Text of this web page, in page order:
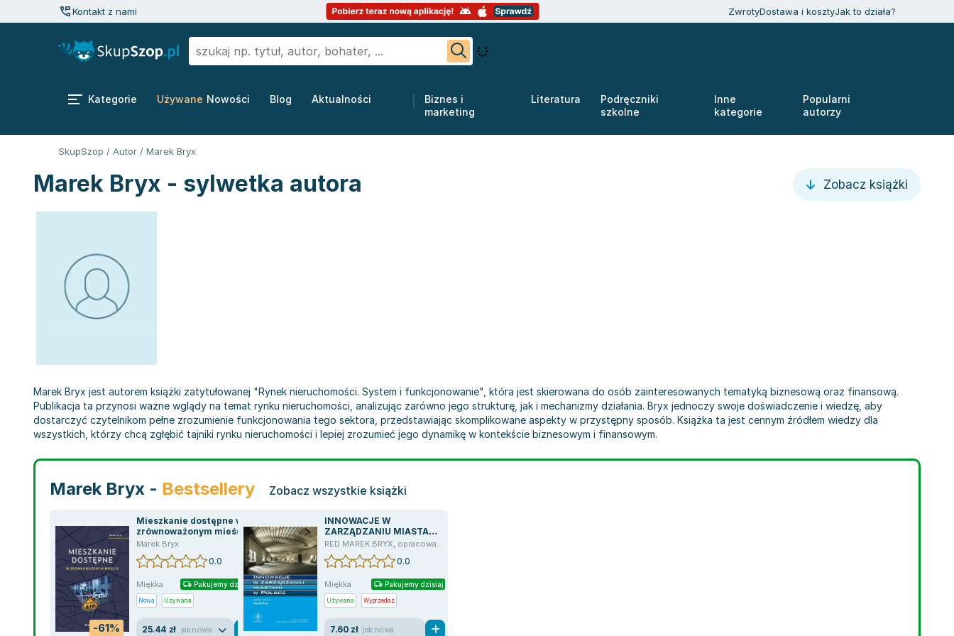
Kontakt z nami ZwrotyDostawa i kosztyJak to działa?
Kategorie Używane Nowości Blog Aktualności
Biznes i
marketing
Literatura
Podręczniki
szkolne
Inne
kategorie
Popularni
autorzy
SkupSzop / Autor / Marek Bryx
Marek Bryx - sylwetka autora Zobacz książki
Marek Bryx jest autorem książki zatytułowanej "Rynek nieruchomości. System i funkcjonowanie", która jest skierowana do osób zainteresowanych tematyką biznesową oraz finansową.
Publikacja ta przynosi ważne wglądy na temat rynku nieruchomości, analizując zarówno jego strukturę, jak i mechanizmy działania. Bryx jednoczy swoje doświadczenie i wiedzę, aby
dostarczyć czytelnikom pełne zrozumienie funkcjonowania tego sektora, przedstawiając skomplikowane aspekty w przystępny sposób. Książka ta jest cennym źródłem wiedzy dla
wszystkich, którzy chcą zgłębić tajniki rynku nieruchomości i lepiej zrozumieć jego dynamikę w kontekście biznesowym i finansowym.
Marek Bryx - Bestsellery Zobacz wszystkie książki
-61%
Mieszkanie dostępne w
zrównoważonym mieście
Marek Bryx
0.0
Miękka Pakujemy dzisiaj
Nowa Używana
25.44 zł jak nowa
INNOWACJE W
ZARZĄDZANIU MIASTAMI
W POLSCE
RED.MAREK BRYX, opracowanie zbiorowe
0.0
Miękka Pakujemy dzisiaj
Używana Wyprzedaż
7.60 zł jak nowa